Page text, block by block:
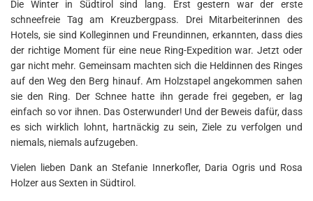
Die Winter in Südtirol sind lang. Erst gestern war der erste
schneefreie Tag am Kreuzbergpass. Drei Mitarbeiterinnen des
Hotels, sie sind Kolleginnen und Freundinnen, erkannten, dass dies
der richtige Moment für eine neue Ring-Expedition war. Jetzt oder
gar nicht mehr. Gemeinsam machten sich die Heldinnen des Ringes
auf den Weg den Berg hinauf. Am Holzstapel angekommen sahen
sie den Ring. Der Schnee hatte ihn gerade frei gegeben, er lag
einfach so vor ihnen. Das Osterwunder! Und der Beweis dafür, dass
es sich wirklich lohnt, hartnäckig zu sein, Ziele zu verfolgen und
niemals, niemals aufzugeben.
Vielen lieben Dank an Stefanie Innerkofler, Daria Ogris und Rosa
Holzer aus Sexten in Südtirol.